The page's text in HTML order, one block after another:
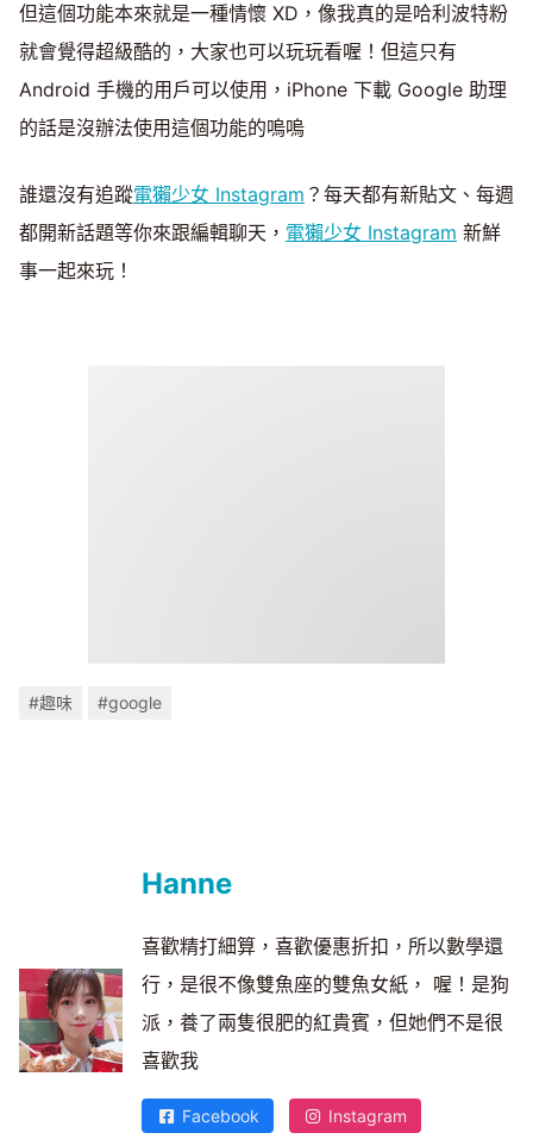
但這個功能本來就是一種情懷 XD，像我真的是哈利波特粉
就會覺得超級酷的，大家也可以玩玩看喔！但這只有
Android 手機的用戶可以使用，iPhone 下載 Google 助理
的話是沒辦法使用這個功能的嗚嗚
誰還沒有追蹤電獺少女 Instagram ？每天都有新貼文、每週
都開新話題等你來跟編輯聊天， 電獺少女 Instagram 新鮮
事一起來玩！
#趣味 #google
Hanne
喜歡精打細算，喜歡優惠折扣，所以數學還
行，是很不像雙魚座的雙魚女紙， 喔！是狗
派，養了兩隻很肥的紅貴賓，但她們不是很
喜歡我
Facebook Instagram